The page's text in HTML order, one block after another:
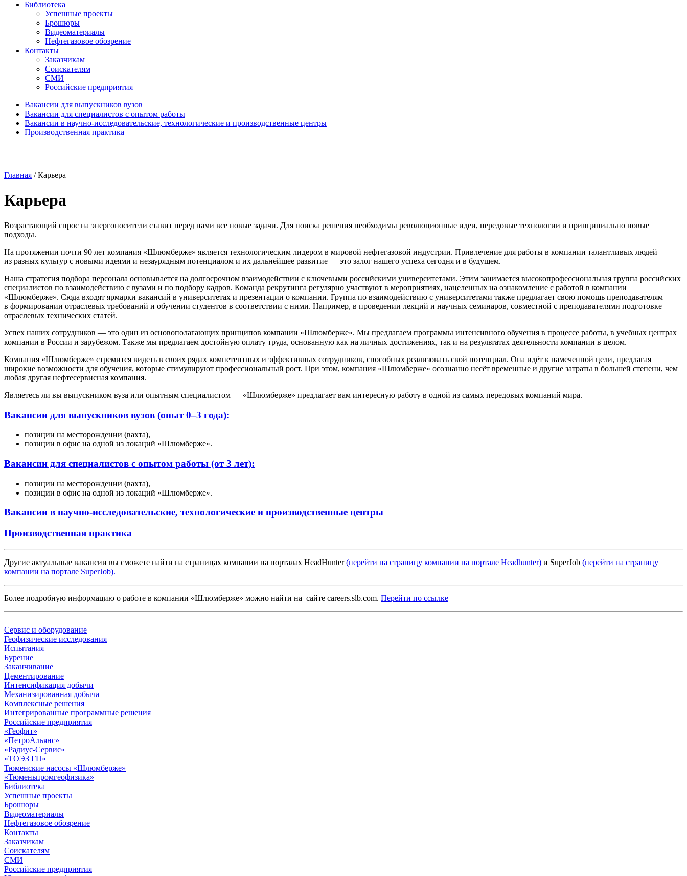
Библиотека
Успешные проекты
Брошюры
Видеоматериалы
Нефтегазовое обозрение
Контакты
Заказчикам
Соискателям
СМИ
Российские предприятия
Вакансии для выпускников вузов
Вакансии для специалистов с опытом работы
Вакансии в научно-исследовательские, технологические и производственные центры
Производственная практика
Главная /Карьера
Карьера
Возрастающий спрос на энергоносители ставит перед нами все новые задачи. Для поиска решения необходимы революционные идеи, передовые технологии и принципиально новые
подходы.
На протяжении почти 90 лет компания «Шлюмберже» является технологическим лидером в мировой нефтегазовой индустрии. Привлечение для работы в компании талантливых людей
из разных культур с новыми идеями и незаурядным потенциалом и их дальнейшее развитие — это залог нашего успеха сегодня и в будущем.
Наша стратегия подбора персонала основывается на долгосрочном взаимодействии с ключевыми российскими университетами. Этим занимается высокопрофессиональная группа российских
специалистов по взаимодействию с вузами и по подбору кадров. Команда рекрутинга регулярно участвуют в мероприятиях, нацеленных на ознакомление с работой в компании
«Шлюмберже». Сюда входят ярмарки вакансий в университетах и презентации о компании. Группа по взаимодействию с университетами также предлагает свою помощь преподавателям
в формировании отраслевых требований и обучении студентов в соответствии с ними. Например, в проведении лекций и научных семинаров, совместной с преподавателями подготовке
отраслевых технических статей.
Успех наших сотрудников — это один из основополагающих принципов компании «Шлюмберже». Мы предлагаем программы интенсивного обучения в процессе работы, в учебных центрах
компании в России и зарубежом. Также мы предлагаем достойную оплату труда, основанную как на личных достижениях, так и на результатах деятельности компании в целом.
Компания «Шлюмберже» стремится видеть в своих рядах компетентных и эффективных сотрудников, способных реализовать свой потенциал. Она идёт к намеченной цели, предлагая
широкие возможности для обучения, которые стимулируют профессиональный рост. При этом, компания «Шлюмберже» осознанно несёт временные и другие затраты в большей степени, чем
любая другая нефтесервисная компания.
Являетесь ли вы выпускником вуза или опытным специалистом — «Шлюмберже» предлагает вам интересную работу в одной из самых передовых компаний мира.
Вакансии для выпускников вузов (опыт 0–3 года):
позиции на месторождении (вахта),
позиции в офис на одной из локаций «Шлюмберже».
Вакансии для специалистов с опытом работы (от 3 лет):
позиции на месторождении (вахта),
позиции в офис на одной из локаций «Шлюмберже».
Вакансии в научно-исследовательские, технологические и производственные центры
Производственная практика
Другие актуальные вакансии вы сможете найти на страницах компании на порталах HeadHunter(перейти на страницу компании на портале Headhunter) и SuperJob (перейти на страницу
компании на портале SuperJob).
Более подробную информацию о работе в компании «Шлюмберже» можно найти на сайте careers.slb.com. Перейти по ссылке
Сервис и оборудование
Геофизические исследования
Испытания
Бурение
Заканчивание
Цементирование
Интенсификация добычи
Механизированная добыча
Комплексные решения
Интегрированные программные решения
Российские предприятия
«Геофит»
«ПетроАльянс»
«Радиус-Сервис»
«ТОЭЗ ГП»
Тюменские насосы «Шлюмберже»
«Тюменьпромгеофизика»
Библиотека
Успешные проекты
Брошюры
Видеоматериалы
Нефтегазовое обозрение
Контакты
Заказчикам
Соискателям
СМИ
Российские предприятия